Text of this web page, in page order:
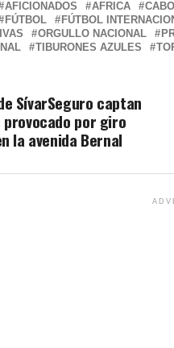
AFICIONADOS AFRICA
FÚTBOL FÚTBOL
ORGULLO NACIONAL
TIBURONES AZULES
SívarSeguro captan
por giro
la avenida Bernal